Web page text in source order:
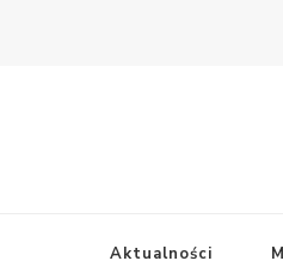
Aktualności